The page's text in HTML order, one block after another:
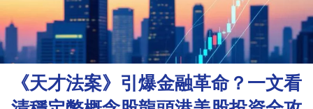
樓
理
財
《天才法案》引爆金融革命？一文看